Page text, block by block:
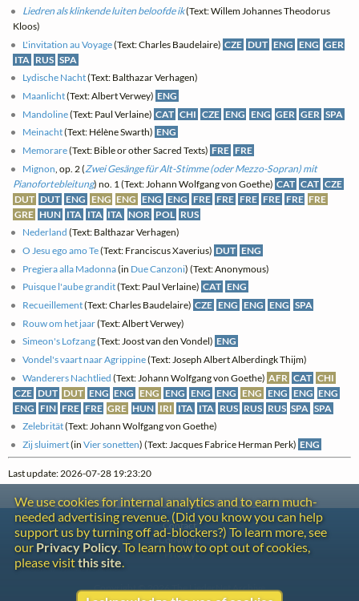
Liedren als klinkende luiten beloofde ik(Text: Willem Johannes Theodorus
Kloos)
L'invitation au Voyage(Text: Charles Baudelaire) CZE DUT ENG ENG GER
ITA RUS SPA
Lydische Nacht(Text: Balthazar Verhagen)
Maanlicht(Text: Albert Verwey) ENG
Mandoline(Text: Paul Verlaine) CAT CHI CZE ENG ENG GER GER SPA
Meinacht(Text: Hélène Swarth) ENG
Memorare(Text: Bible or other Sacred Texts) FRE FRE
Mignon , op. 2 (Zwei Gesänge für Alt-Stimme (oder Mezzo-Sopran) mit
Pianofortebleitung) no. 1 (Text: Johann Wolfgang von Goethe) CAT CAT CZE
DUT DUT ENG ENG ENG ENG ENG FRE FRE FRE FRE FRE FRE
GRE HUN ITA ITA ITA NOR POL RUS
Nederland (Text: Balthazar Verhagen)
O Jesu ego amo Te(Text: Franciscus Xaverius) DUT ENG
Pregiera alla Madonna(in Due Canzoni) (Text: Anonymous)
Puisque l'aube grandit(Text: Paul Verlaine) CAT ENG
Recueillement(Text: Charles Baudelaire) CZE ENG ENG ENG SPA
Rouw om het jaar(Text: Albert Verwey)
Simeon's Lofzang(Text: Joost van den Vondel) ENG
Vondel's vaart naar Agrippine(Text: Joseph Albert Alberdingk Thijm)
Wanderers Nachtlied (Text: Johann Wolfgang von Goethe) AFR CAT CHI
CZE DUT DUT ENG ENG ENG ENG ENG ENG ENG ENG ENG ENG
ENG FIN FRE FRE GRE HUN IRI ITA ITA RUS RUS RUS SPA SPA
Zelebrität(Text: Johann Wolfgang von Goethe)
Zij sluimert(inVier sonetten) (Text: Jacques Fabrice Herman Perk) ENG
Last update: 2026-07-28 19:23:20
We use cookies for internal analytics and to earn much-
needed advertising revenue. (Did you know you can help
support us by turning off ad-blockers?) To learn more, see
our Privacy Policy. To learn how to opt out of cookies,
please visitthis site.
Contact
Copyright
Privacy
Copyright © 2026 The LiederNet Archive